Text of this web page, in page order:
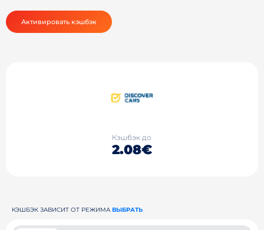
Активировать кэшбэк
Кэшбэк до
2.08€
КЭШБЭК ЗАВИСИТ ОТ РЕЖИМА ВЫБРАТЬ